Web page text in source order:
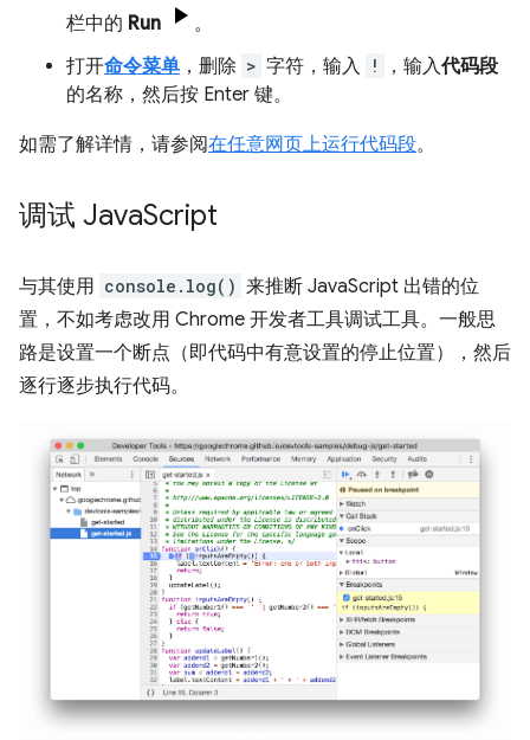
栏中的 Run
。
打开命令菜单 ，删除 > 字符，输入 ! ，输入代码段
的名称，然后按 Enter 键。
如需了解详情，请参阅在任意网页上运行代码段。
调试 JavaScript
与其使用 console.log() 来推断 JavaScript 出错的位
置，不如考虑改用 Chrome 开发者工具调试工具。一般思
路是设置一个断点（即代码中有意设置的停止位置），然后
逐行逐步执行代码。